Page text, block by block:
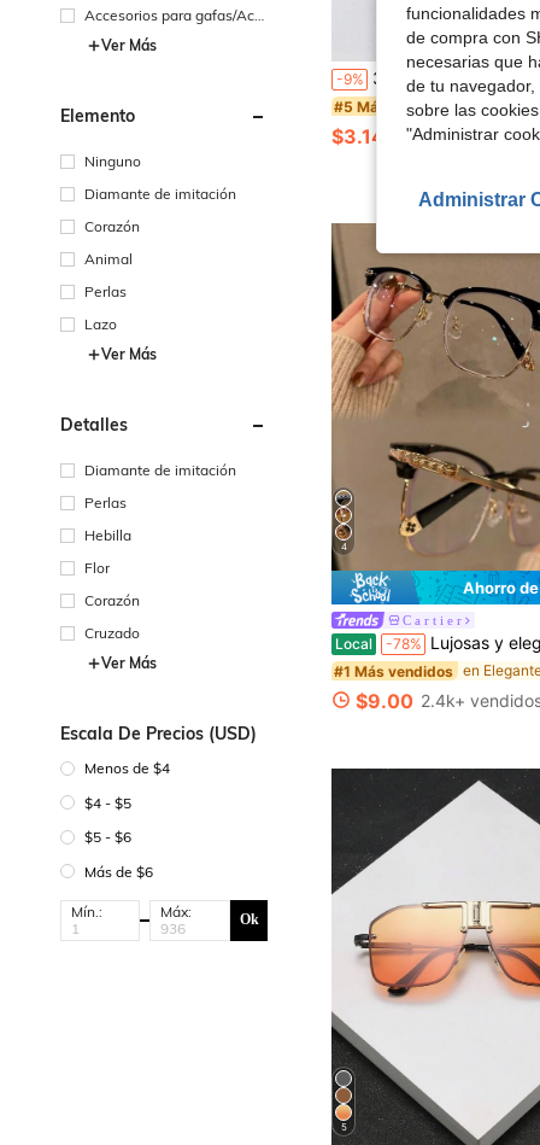
Accesorios para gafas/Acc
esorios para cadenas de ga
Ver Más
Elemento
Ninguno
Diamante de imitación
Corazón
Animal
Perlas
Lazo
Ver Más
Detalles
Diamante de imitación
Perlas
Hebilla
Flor
Corazón
Cruzado
Ver Más
Escala De Precios (USD)
Menos de $4
$4 - $5
$5 - $6
Más de $6
Mín.: Máx: Ok
-9% 3 pares de gafas ligeras unisex, adecuadas para usar con dispositivos electrónicos para proteger los ojos de las pantallas de TV y computadora,
#5 Más vendidos
$3.14 400+ vendidos
4
Ahorro
C a r t i e r
Local -78% Lujosas y elegantes gafas de luz azul estilo corte
#1 Más vendidos
$9.00 2.4k+
5
funcionalidades
de compra con
necesarias que
de tu
sobre las
"Administrar
Administrar